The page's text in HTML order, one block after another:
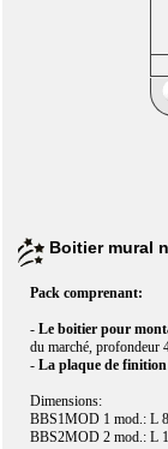
Boitier mural
Pack comprenant:
-Le boitier pour
du marché, profondeur
-La plaque de finition
Dimensions:
BBS1MOD 1 mod.: L
BBS2MOD 2 mod.: L